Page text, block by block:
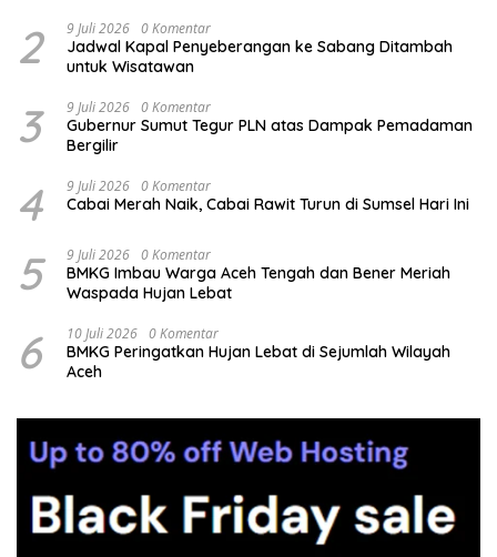
2 9 Juli 2026 0 Komentar
Jadwal Kapal Penyeberangan ke Sabang Ditambah
untuk Wisatawan
3 9 Juli 2026 0 Komentar
Gubernur Sumut Tegur PLN atas Dampak Pemadaman
Bergilir
4 9 Juli 2026 0 Komentar
Cabai Merah Naik, Cabai Rawit Turun di Sumsel Hari Ini
5 9 Juli 2026 0 Komentar
BMKG Imbau Warga Aceh Tengah dan Bener Meriah
Waspada Hujan Lebat
6 10 Juli 2026 0 Komentar
BMKG Peringatkan Hujan Lebat di Sejumlah Wilayah
Aceh